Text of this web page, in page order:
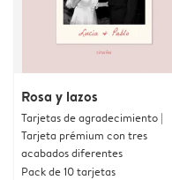
Rosa y lazos
Tarjetas de agradecimiento |
Tarjeta prémium con tres
acabados diferentes
Pack de 10 tarjetas